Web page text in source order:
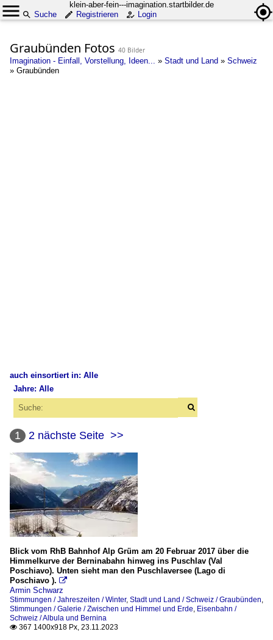
klein-aber-fein---imagination.startbilder.de
Suche
Registrieren Login
Graubünden Fotos 40 Bilder
Imagination - Einfall, Vorstellung, Ideen... » Stadt und Land » Schweiz
» Graubünden
auch einsortiert in: Alle
Alle Kategorien
Eisenbahn
Schweiz
Albula und Bernina
Kurioses
Sonstiges
Sonstiges
Stimmungen
Galerie
Jahre: Alle
2009
2010
2011
2016
2019
2020
2021
2023
1 2 nächste Seite >>
Blick vom RhB Bahnhof Alp Grüm am 20 Februar 2017 über die
Himmelkurve der Berninabahn hinweg ins Puschlav (Val
Poschiavo). Unten sieht man den Puschlaversee (Lago di
Poschiavo ). 
Armin Schwarz
Stimmungen / Jahreszeiten / Winter, Stadt und Land / Schweiz / Graubünden,
Stimmungen / Galerie / Zwischen und Himmel und Erde, Eisenbahn /
Schweiz / Albula und Bernina
 367 1400x918 Px, 23.11.2023